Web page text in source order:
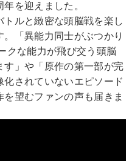
を迎えました。
ルと緻密な頭脳戦を楽し
「異能力同士がぶつかり
クな能力が飛び交う頭脳
す」や「原作の第一部が完
されていないエピソード
望むファンの声も届きま